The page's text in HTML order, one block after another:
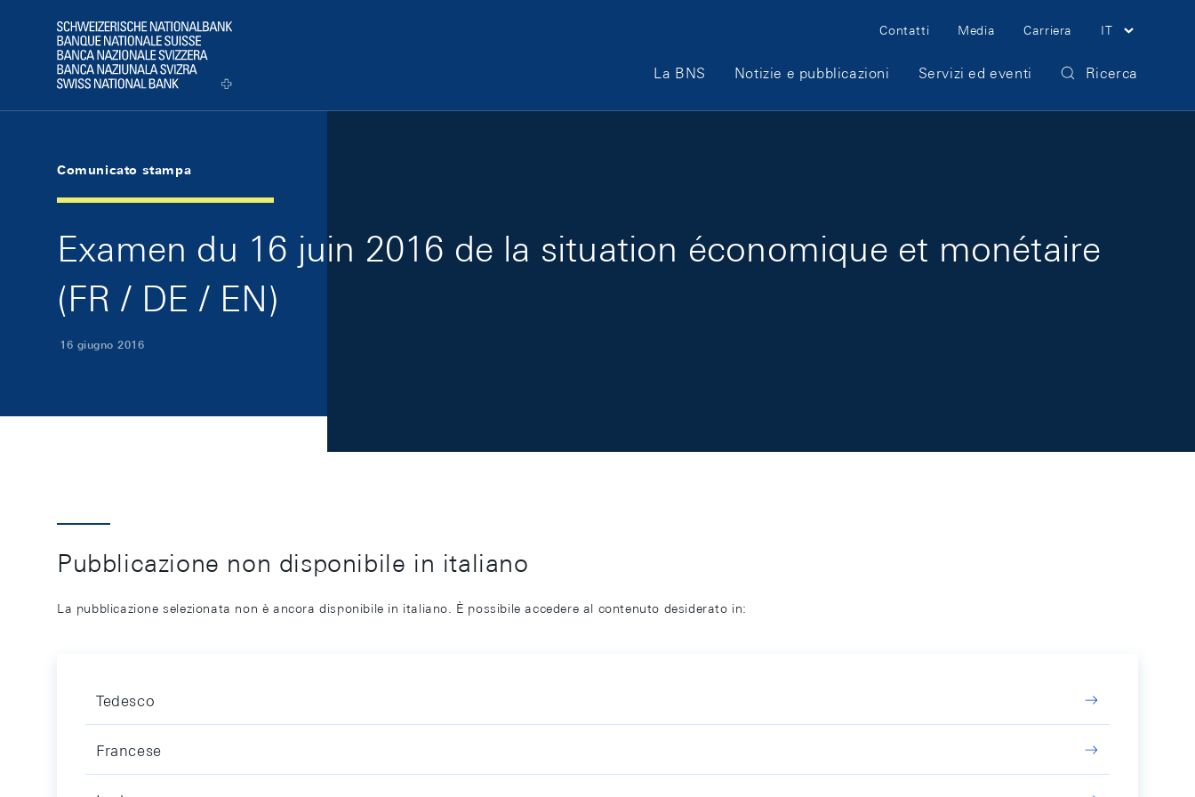
Logo
Meta Navigation
Contatti Media Carriera IT
Main Navigation
La BNS Notizie e pubblicazioni Servizi ed eventi Ricerca
Comunicato stampa
Examen du 16 juin 2016 de la situation économique et monétaire
(FR / DE / EN)
16 giugno 2016
Pubblicazione non disponibile in italiano
La pubblicazione selezionata non è ancora disponibile in italiano. È possibile accedere al contenuto desiderato in:
Tedesco
Francese